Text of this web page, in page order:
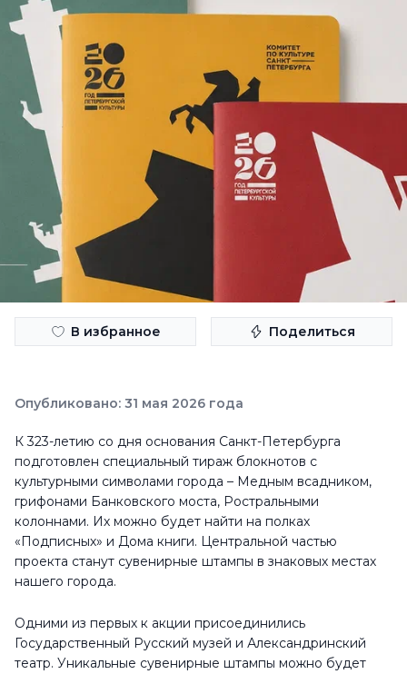
В избранное Поделиться
Опубликовано: 31 мая 2026 года
К 323-летию со дня основания Санкт-Петербурга
подготовлен специальный тираж блокнотов с
культурными символами города – Медным всадником,
грифонами Банковского моста, Ростральными
колоннами. Их можно будет найти на полках
«Подписных» и Дома книги. Центральной частью
проекта станут сувенирные штампы в знаковых местах
нашего города.
Одними из первых к акции присоединились
Государственный Русский музей и Александринский
театр. Уникальные сувенирные штампы можно будет